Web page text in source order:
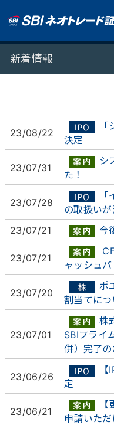
新着情報
23/08/22
決定
23/07/31
シ
た！
23/07/28
の取扱いが
23/07/21
今
23/07/21
ャッシュバ
23/07/20
ポ
割当てにつ
23/07/01
株
SBIプライ
併）完了
23/06/26
定
23/06/21
申請いた